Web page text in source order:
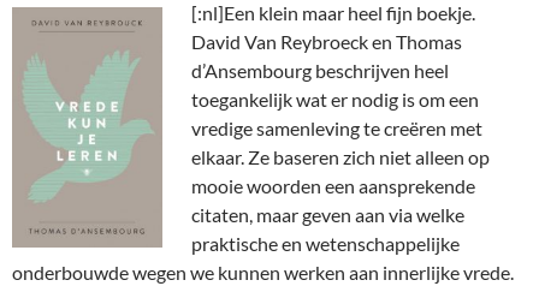
[:nl]Een klein maar heel fijn boekje.
David Van Reybroeck en Thomas
d’Ansembourg beschrijven heel
toegankelijk wat er nodig is om een
vredige samenleving te creëren met
elkaar. Ze baseren zich niet alleen op
mooie woorden een aansprekende
citaten, maar geven aan via welke
praktische en wetenschappelijke
onderbouwde wegen we kunnen werken aan innerlijke vrede.